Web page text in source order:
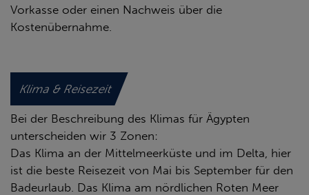
Vorkasse oder einen Nachweis über die
Kostenübernahme.
Klima & Reisezeit
Bei der Beschreibung des Klimas für Ägypten
unterscheiden wir 3 Zonen:
Das Klima an der Mittelmeerküste und im Delta, hier
ist die beste Reisezeit von Mai bis September für den
Badeurlaub. Das Klima am nördlichen Roten Meer